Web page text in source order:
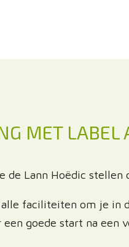
MET LABEL
de Lann Hoëdic stellen
faciliteiten om je in
een goede start na een